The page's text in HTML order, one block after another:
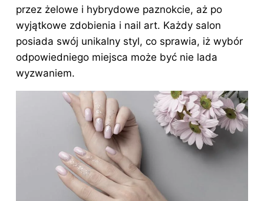
przez żelowe i hybrydowe paznokcie, aż po
wyjątkowe zdobienia i nail art. Każdy salon
posiada swój unikalny styl, co sprawia, iż wybór
odpowiedniego miejsca może być nie lada
wyzwaniem.